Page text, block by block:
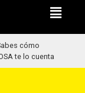
cómo
te lo cuenta